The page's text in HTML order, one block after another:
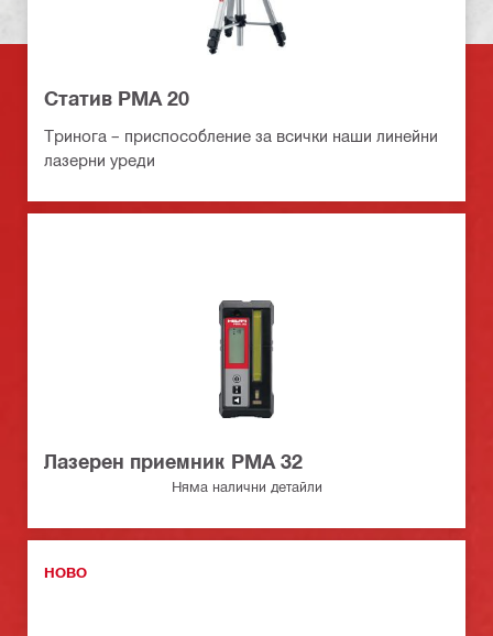
Статив PMA 20
Тринога – приспособление за всички наши линейни
лазерни уреди
Лазерен приемник PMA 32
Няма налични детайли
НОВО